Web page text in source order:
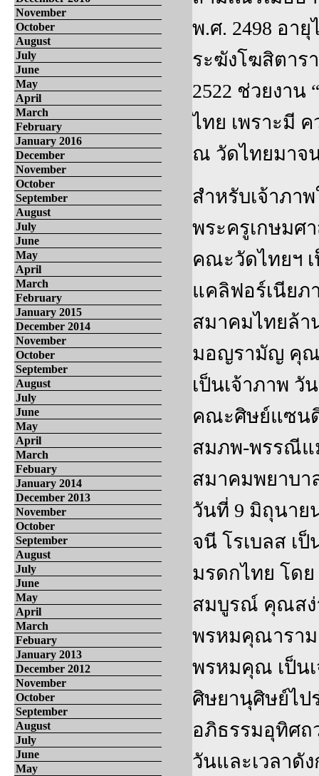
November
October
August
July
June
May
April
March
February
January 2016
December
November
October
September
August
July
June
May
April
March
February
January 2015
December 2014
November
October
September
August
July
June
May
April
March
Febuary
January 2014
December 2013
November
October
September
August
July
June
May
April
March
Febuary
January 2013
December 2012
November
October
September
August
July
June
May
พ.ศ. 2498 อา
ระฆังโฆสิตาร
2522 ช่วยงาน
ไทย เพราะมี
ณ วัดไทยมาจ
สำหรับเจ้าภา
พระครูเกษมศ
คณะวัดไทยฯ
แคลิฟอร์เนียภ
สมาคมไทยล้า
มอญรามัญ คุณ
เป็นเจ้าภาพ
คณะศิษย์แซน
สมภพ-พรรณีแ
สมาคมพยาบา
วันที่ 9 มิถุนา
จนี โรเบลส เ
มรดกไทย โด
สมบูรณ์ คุณสง่
พรหมคุณาราม
พรหมคุณ เป็น
ศิษยานุศิษย์ไป
อภิธรรมอุทิศถ
วันและเวลาดั